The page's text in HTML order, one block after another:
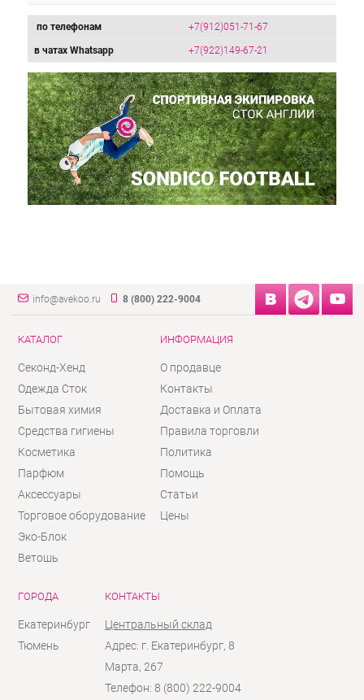
по телефонам +7(912)051-71-67
в чатах Whatsapp +7(922)149-67-21
info@avekoo.ru 8 (800) 222-9004
КАТАЛОГ
Секонд-Хенд
Одежда Сток
Бытовая химия
Средства гигиены
Косметика
Парфюм
Аксессуары
Торговое оборудование
Эко-Блок
Ветошь
ИНФОРМАЦИЯ
О продавце
Контакты
Доставка и Оплата
Правила торговли
Политика
Помощь
Статьи
Цены
ГОРОДА
Екатеринбург
Тюмень
КОНТАКТЫ
Центральный склад
Адрес: г. Екатеринбург, 8
Марта, 267
Телефон: 8 (800) 222-9004